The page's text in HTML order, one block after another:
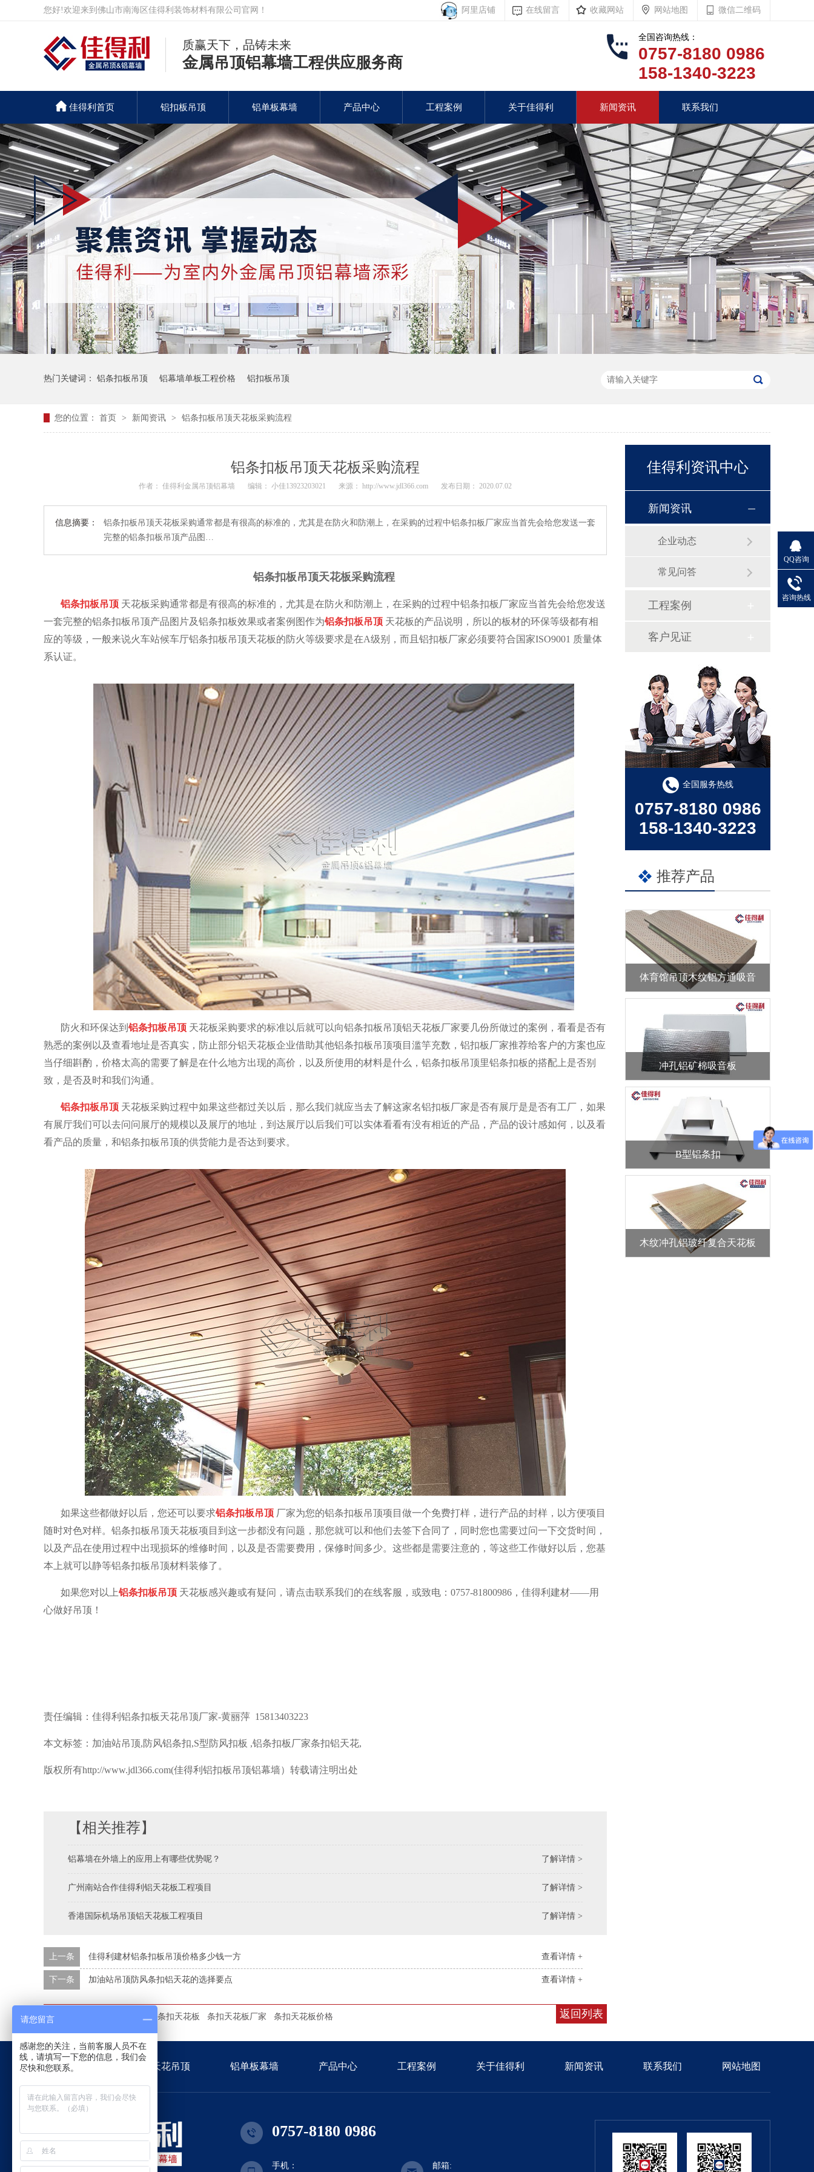
阿里店铺 在线留言 收藏网站 网站地图 微信二维码
您好!欢迎来到佛山市南海区佳得利装饰材料有限公司官网！
质赢天下，品铸未来
金属吊顶铝幕墙工程供应服务商
全国咨询热线：
0757-8180 0986
158-1340-3223
佳得利首页 铝扣板吊顶 铝单板幕墙 产品中心 工程案例 关于佳得利 新闻资讯 联系我们
热门关键词： 铝条扣板吊顶 铝幕墙单板工程价格 铝扣板吊顶
您的位置： 首页 > 新闻资讯 > 铝条扣板吊顶天花板采购流程
铝条扣板吊顶天花板采购流程
作者： 佳得利金属吊顶铝幕墙 编辑： 小佳13923203021 来源： http://www.jdl366.com 发布日期： 2020.07.02
信息摘要：
铝条扣板吊顶天花板采购通常都是有很高的标准的，尤其是在防火和防潮上，在采购的过程中铝条扣板厂家应当首先会给您发送一套
完整的铝条扣板吊顶产品图…
铝条扣板吊顶天花板采购流程
铝条扣板吊顶 天花板采购通常都是有很高的标准的，尤其是在防火和防潮上，在采购的过程中铝条扣板厂家应当首先会给您发送
一套完整的铝条扣板吊顶产品图片及铝条扣板效果或者案例图作为铝条扣板吊顶 天花板的产品说明，所以的板材的环保等级都有相
应的等级，一般来说火车站候车厅铝条扣板吊顶天花板的防火等级要求是在A级别，而且铝扣板厂家必须要符合国家ISO9001 质量体
系认证。
防火和环保达到 铝条扣板吊顶 天花板采购要求的标准以后就可以向铝条扣板吊顶铝天花板厂家要几份所做过的案例，看看是否有
熟悉的案例以及查看地址是否真实，防止部分铝天花板企业借助其他铝条扣板吊顶项目滥竽充数，铝扣板厂家推荐给客户的方案也应
当仔细斟酌，价格太高的需要了解是在什么地方出现的高价，以及所使用的材料是什么，铝条扣板吊顶里铝条扣板的搭配上是否别
致，是否及时和我们沟通。
铝条扣板吊顶 天花板采购过程中如果这些都过关以后，那么我们就应当去了解这家名铝扣板厂家是否有展厅是是否有工厂，如果
有展厅我们可以去问问展厅的规模以及展厅的地址，到达展厅以后我们可以实体看看有没有相近的产品，产品的设计感如何，以及看
看产品的质量，和铝条扣板吊顶的供货能力是否达到要求。
如果这些都做好以后，您还可以要求铝条扣板吊顶 厂家为您的铝条扣板吊顶项目做一个免费打样，进行产品的封样，以方便项目
随时对色对样。铝条扣板吊顶天花板项目到这一步都没有问题，那您就可以和他们去签下合同了，同时您也需要过问一下交货时间，
以及产品在使用过程中出现损坏的维修时间，以及是否需要费用，保修时间多少。这些都是需要注意的，等这些工作做好以后，您基
本上就可以静等铝条扣板吊顶材料装修了。
如果您对以上铝条扣板吊顶 天花板感兴趣或有疑问，请点击联系我们的在线客服，或致电： 0757-81800986 ，佳得利建材——用
心做好吊顶！
责任编辑：佳得利铝条扣板天花吊顶厂家-黄丽萍 15813403223
本文标签：加油站吊顶,防风铝条扣,S型防风扣板 ,铝条扣板厂家条扣铝天花,
版权所有http://www.jdl366.com(佳得利 铝扣板吊顶铝幕墙）转载请注明出处
【相关推荐】
了解详情 >
铝幕墙在外墙上的应用上有哪些优势呢？
了解详情 >
广州南站合作佳得利铝天花板工程项目
了解详情 >
香港国际机场吊顶铝天花板工程项目
查看详情 +
上一条 佳得利建材铝条扣板吊顶价格多少钱一方
查看详情 +
下一条 加油站吊顶防风条扣铝天花的选择要点
返回列表
本文标签： 防风条扣天花板 条扣天花板厂家 条扣天花板价格
佳得利资讯中心
新闻资讯
企业动态
常见问答
工程案例
客户见证
全国服务热线
0757-8180 0986
158-1340-3223
推荐产品
体育馆吊顶木纹铝方通吸音
冲孔铝矿棉吸音板
B型铝条扣
木纹冲孔铝玻纤复合天花板
佳得利首页 金属天花吊顶 铝单板幕墙 产品中心 工程案例 关于佳得利 新闻资讯 联系我们 网站地图
0757-8180 0986
手机： 邮箱:
QQ咨询
咨询热线
请您留言
感谢您的关注，当前客服人员不在
线，请填写一下您的信息，我们会
尽快和您联系。